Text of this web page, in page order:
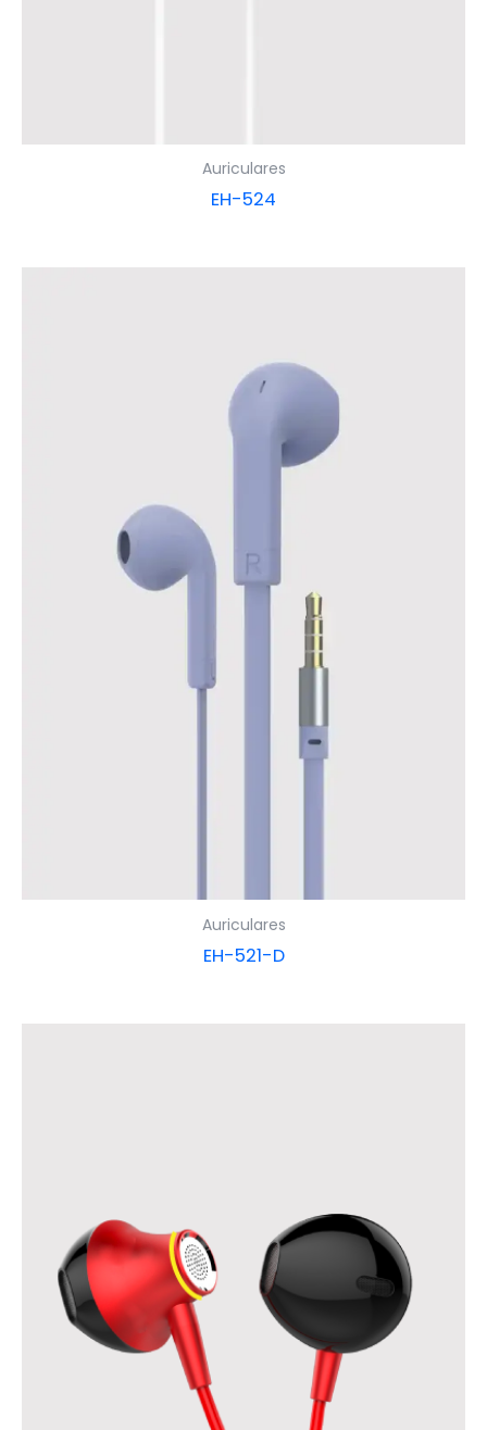
Auriculares
EH-524
Auriculares
EH-521-D